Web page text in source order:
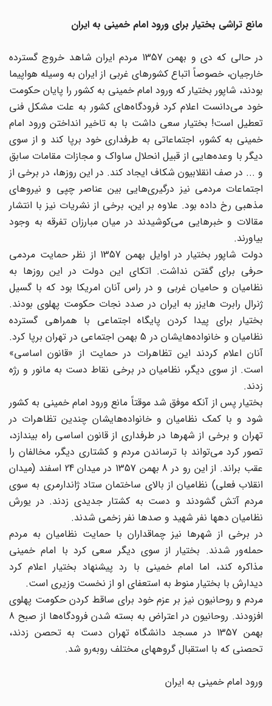
مانع تراشی بختیار برای ورود امام خمینی به ایران
در حالی که دی و بهمن 1357 مردم ایران شاهد خروج گسترده
خارجیان، خصوصاً اتباع کشورهای غربی از ایران به وسیله هواپیما
بودند، شاپور بختیار که ورود امام خمینی به کشور را پایان حکومت
خود می‌دانست اعلام کرد فرودگاه‌های کشور به علت مشکل فنی
تعطیل است! بختیار سعی داشت با به تاخیر انداختن ورود امام
خمینی به کشور، اجتماعاتی به طرفداری خود برپا کند و از سوی
دیگر با وعده‌هایی از قبیل انحلال ساواک و مجازات مقامات سابق
و ... در صف انقلابیون شکاف ایجاد کند. در این روزها، در برخی از
اجتماعات مردمی نیز درگیری‌هایی بین عناصر چپی و نیروهای
مذهبی رخ داده بود. علاوه بر این، برخی از نشریات نیز با انتشار
مقالات و خبرهایی می‌کوشیدند در میان مبارزان تفرقه به وجود
بیاورند.
دولت شاپور بختیار در اوایل بهمن 1357 از نظر حمایت مردمی
حرفی برای گفتن نداشت. اتکای این دولت در این روزها به
نظامیان و حامیان غربی و در راس آنان امریکا بود که با گسیل
ژنرال رابرت هایزر به ایران در صدد نجات حکومت پهلوی بودند.
بختیار برای پیدا کردن پایگاه اجتماعی با همراهی گسترده
نظامیان و خانواده‌هایشان در 5 بهمن اجتماعی در تهران برپا کرد.
آنان اعلام کردند این تظاهرات در حمایت از «قانون اساسی»
است. از سوی دیگر، نظامیان در برخی نقاط دست به مانور و رژه
زدند.
بختیار پس از آنکه موفق شد موقتاً مانع ورود امام خمینی به کشور
شود و با کمک نظامیان و خانواده‌هایشان چندین تظاهرات در
تهران و برخی از شهرها در طرفداری از قانون اساسی راه بیندازد،
تصور کرد می‌تواند با ترساندن مردم و کشتاری دیگر، مخالفان را
عقب براند. از این رو در 8 بهمن 1357 در میدان 24 اسفند (میدان
انقلاب فعلی) نظامیان از بالای ساختمان ستاد ژاندارمری به سوی
مردم آتش گشودند و دست به کشتار جدیدی زدند. در یورش
نظامیان دهها نفر شهید و صدها نفر زخمی شدند.
در برخی از شهرها نیز چماقداران با حمایت نظامیان به مردم
حمله‌ور شدند. بختیار از سوی دیگر سعی کرد با امام خمینی
مذاکره کند، اما امام خمینی با رد پیشنهاد بختیار اعلام کرد
دیدارش با بختیار منوط به استعفای او از نخست وزیری است.
مردم و روحانیون نیز بر عزم خود برای ساقط کردن حکومت پهلوی
افزودند. روحانیون در اعتراض به بسته شدن فرودگاه‌ها از صبح 8
بهمن 1357 در مسجد دانشگاه تهران دست به تحصن زدند،
تحصنی که با استقبال گروههای مختلف رو‌به‌رو شد.
ورود امام خمینی به ایران